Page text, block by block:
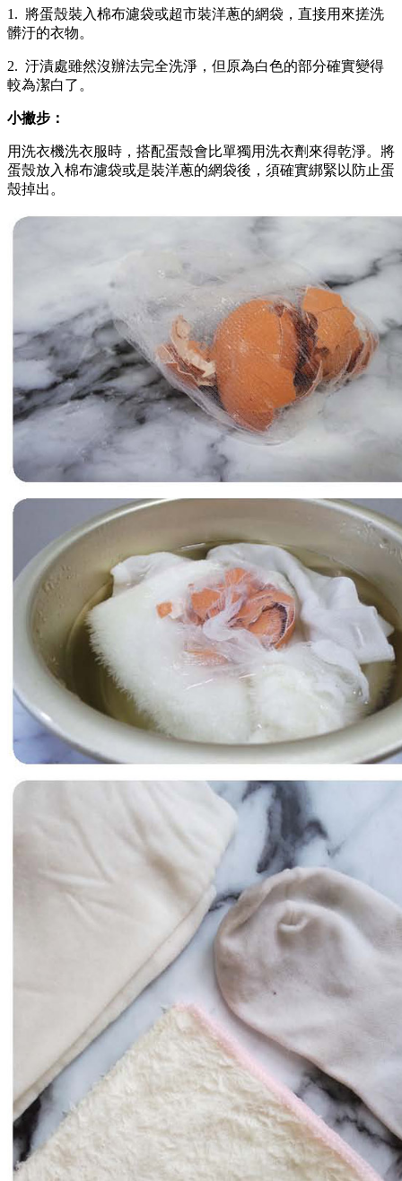
1. 將蛋殼裝入棉布濾袋或超市裝洋蔥的網袋，直接用來搓洗
髒汙的衣物。
2. 汙漬處雖然沒辦法完全洗淨，但原為白色的部分確實變得
較為潔白了。
小撇步：
用洗衣機洗衣服時，搭配蛋殼會比單獨用洗衣劑來得乾淨。將
蛋殼放入棉布濾袋或是裝洋蔥的網袋後，須確實綁緊以防止蛋
殼掉出。